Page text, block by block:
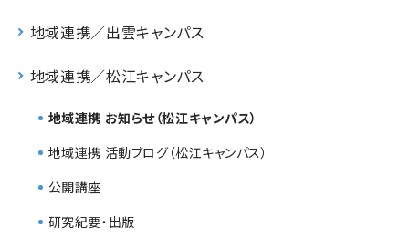
地域連携／出雲キャンパス
地域連携／松江キャンパス
地域連携 お知らせ（松江キャンパス）
地域連携 活動ブログ（松江キャンパス）
公開講座
研究紀要・出版